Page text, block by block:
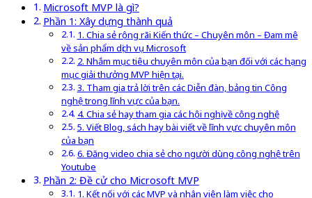
Microsoft MVP là gì?
Phần 1: Xây dựng thành quả
1. Chia sẻ rộng rãi Kiến thức – Chuyên môn – Đam mê
về sản phẩm dịch vụ Microsoft
2. Nhắm mục tiêu chuyên môn của bạn đối với các hạng
mục giải thưởng MVP hiện tại.
3. Tham gia trả lời trên các Diễn đàn, bảng tin Công
nghệ trong lĩnh vực của bạn.
4. Chia sẻ hay tham gia các hội nghị về công nghệ
5. Viết Blog, sách hay bài viết về lĩnh vực chuyên môn
của bạn
6. Đăng video chia sẻ cho người dùng công nghệ trên
Youtube
Phần 2: Đề cử cho Microsoft MVP
1. Kết nối với các MVP và nhân viên làm việc cho